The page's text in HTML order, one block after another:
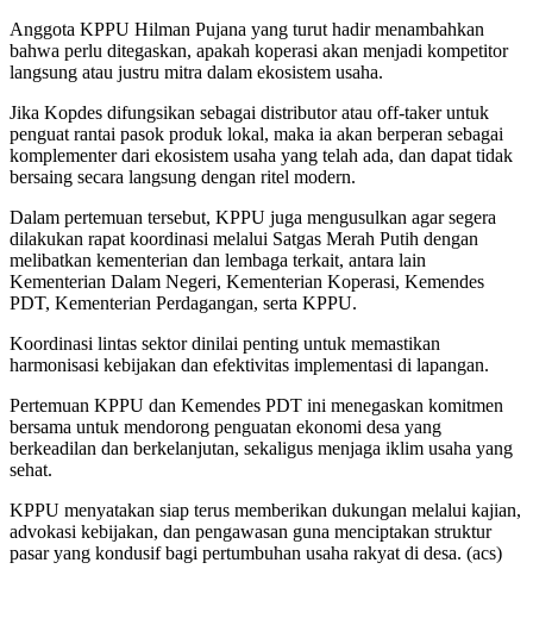
Anggota KPPU Hilman Pujana yang turut hadir menambahkan
bahwa perlu ditegaskan, apakah koperasi akan menjadi kompetitor
langsung atau justru mitra dalam ekosistem usaha.
Jika Kopdes difungsikan sebagai distributor atau off-taker untuk
penguat rantai pasok produk lokal, maka ia akan berperan sebagai
komplementer dari ekosistem usaha yang telah ada, dan dapat tidak
bersaing secara langsung dengan ritel modern.
Dalam pertemuan tersebut, KPPU juga mengusulkan agar segera
dilakukan rapat koordinasi melalui Satgas Merah Putih dengan
melibatkan kementerian dan lembaga terkait, antara lain
Kementerian Dalam Negeri, Kementerian Koperasi, Kemendes
PDT, Kementerian Perdagangan, serta KPPU.
Koordinasi lintas sektor dinilai penting untuk memastikan
harmonisasi kebijakan dan efektivitas implementasi di lapangan.
Pertemuan KPPU dan Kemendes PDT ini menegaskan komitmen
bersama untuk mendorong penguatan ekonomi desa yang
berkeadilan dan berkelanjutan, sekaligus menjaga iklim usaha yang
sehat.
KPPU menyatakan siap terus memberikan dukungan melalui kajian,
advokasi kebijakan, dan pengawasan guna menciptakan struktur
pasar yang kondusif bagi pertumbuhan usaha rakyat di desa. (acs)